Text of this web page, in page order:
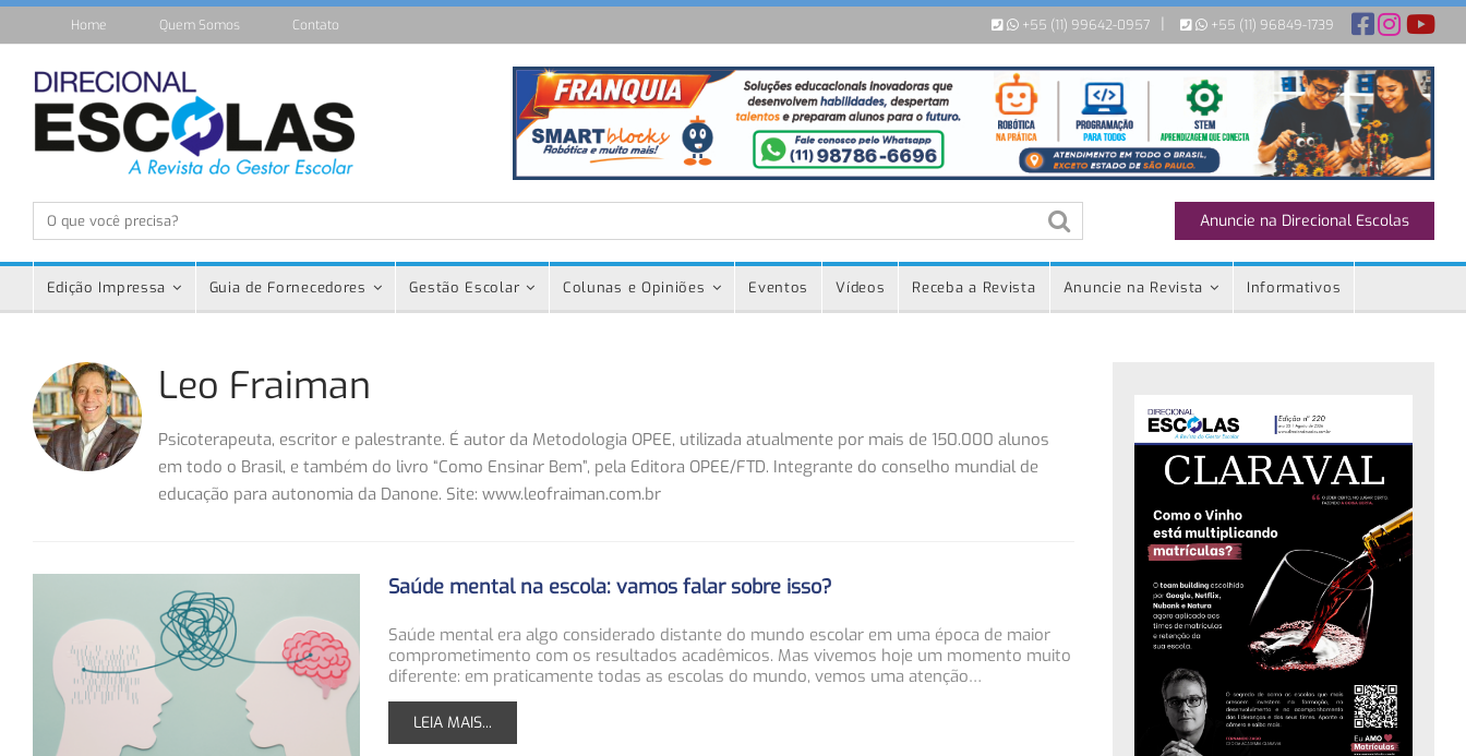
+55 (11) 99642-0957 +55 (11) 96849-1739
Home Quem Somos Contato
Anuncie na Direcional Escolas
Edição Impressa Guia de Fornecedores Gestão Escolar Colunas e Opiniões Eventos Vídeos Receba a Revista Anuncie na Revista Informativos
Leo Fraiman
Psicoterapeuta, escritor e palestrante. É autor da Metodologia OPEE, utilizada atualmente por mais de 150.000 alunos
em todo o Brasil, e também do livro “Como Ensinar Bem”, pela Editora OPEE/FTD. Integrante do conselho mundial de
educação para autonomia da Danone. Site: www.leofraiman.com.br
Saúde mental na escola: vamos falar sobre isso?
Saúde mental era algo considerado distante do mundo escolar em uma época de maior
comprometimento com os resultados acadêmicos. Mas vivemos hoje um momento muito
diferente: em praticamente todas as escolas do mundo, vemos uma atenção…
LEIA MAIS...